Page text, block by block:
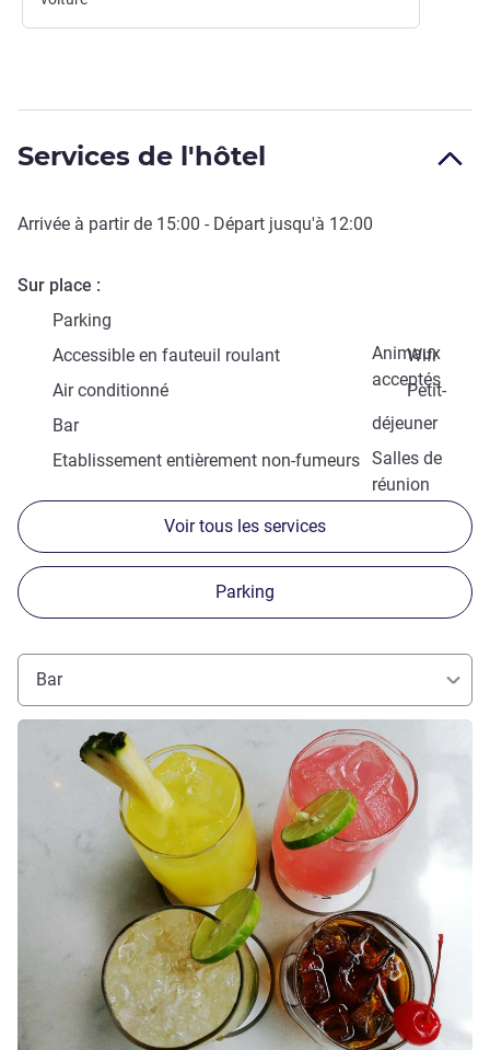
Services de l'hôtel
Arrivée à partir de 15:00 - Départ jusqu'à 12:00
Sur place
Parking
Animaux
acceptés
Accessible en fauteuil roulant
Wifi
Air conditionné
Petit-
déjeuner
Bar
Salles de
réunion
Etablissement entièrement non-fumeurs
Voir tous les services
Parking
Bar
Voir les détails